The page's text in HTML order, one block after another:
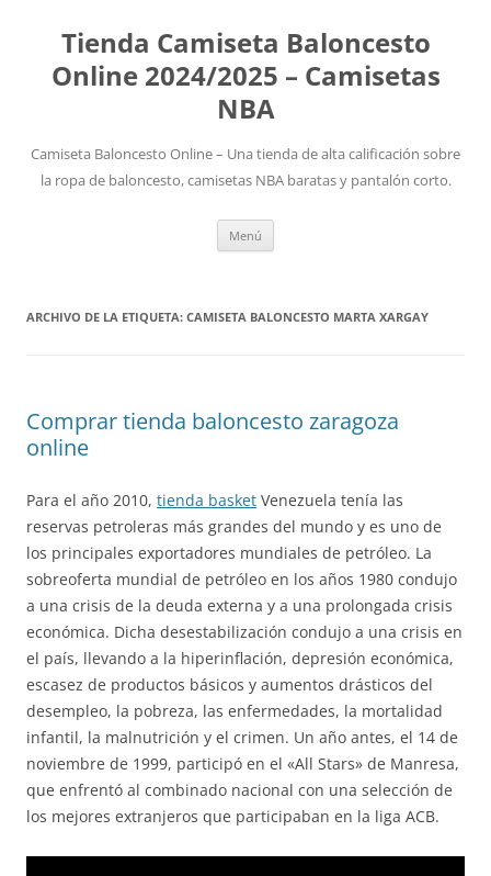
Tienda Camiseta Baloncesto
Online 2024/2025 – Camisetas
NBA
Camiseta Baloncesto Online – Una tienda de alta calificación sobre
la ropa de baloncesto, camisetas NBA baratas y pantalón corto.
Menú
ARCHIVO DE LA ETIQUETA: CAMISETA BALONCESTO MARTA XARGAY
Comprar tienda baloncesto zaragoza
online
Para el año 2010, tienda basket Venezuela tenía las
reservas petroleras más grandes del mundo y es uno de
los principales exportadores mundiales de petróleo. La
sobreoferta mundial de petróleo en los años 1980 condujo
a una crisis de la deuda externa y a una prolongada crisis
económica. Dicha desestabilización condujo a una crisis en
el país, llevando a la hiperinflación, depresión económica,
escasez de productos básicos y aumentos drásticos del
desempleo, la pobreza, las enfermedades, la mortalidad
infantil, la malnutrición y el crimen. Un año antes, el 14 de
noviembre de 1999, participó en el «All Stars» de Manresa,
que enfrentó al combinado nacional con una selección de
los mejores extranjeros que participaban en la liga ACB.